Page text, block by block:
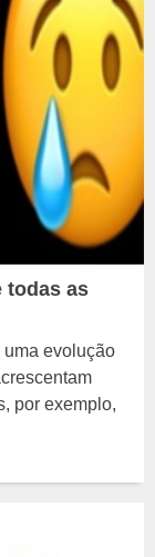
todas as
uma evolução
por exemplo,